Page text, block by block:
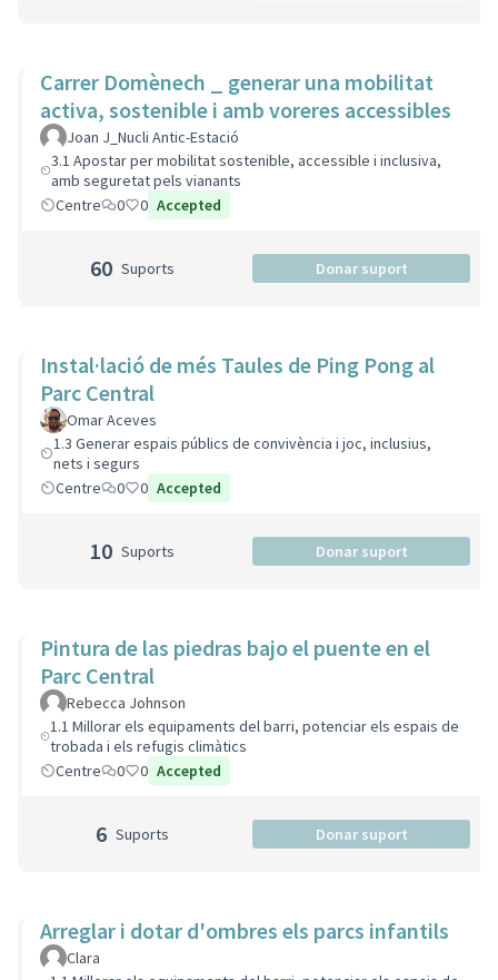
Carrer Domènech _ generar una mobilitat
activa, sostenible i amb voreres accessibles
Joan J_Nucli Antic-Estació
3.1 Apostar per mobilitat sostenible, accessible i inclusiva,
amb seguretat pels vianants
Centre
0 0 Accepted
60 Suports Donar suport
Instal·lació de més Taules de Ping Pong al
Parc Central
Omar Aceves
1.3 Generar espais públics de convivència i joc, inclusius,
nets i segurs
Centre
0 0 Accepted
10 Suports Donar suport
Pintura de las piedras bajo el puente en el
Parc Central
Rebecca Johnson
1.1 Millorar els equipaments del barri, potenciar els espais de
trobada i els refugis climàtics
Centre
0 0 Accepted
6 Suports Donar suport
Arreglar i dotar d'ombres els parcs infantils
Clara